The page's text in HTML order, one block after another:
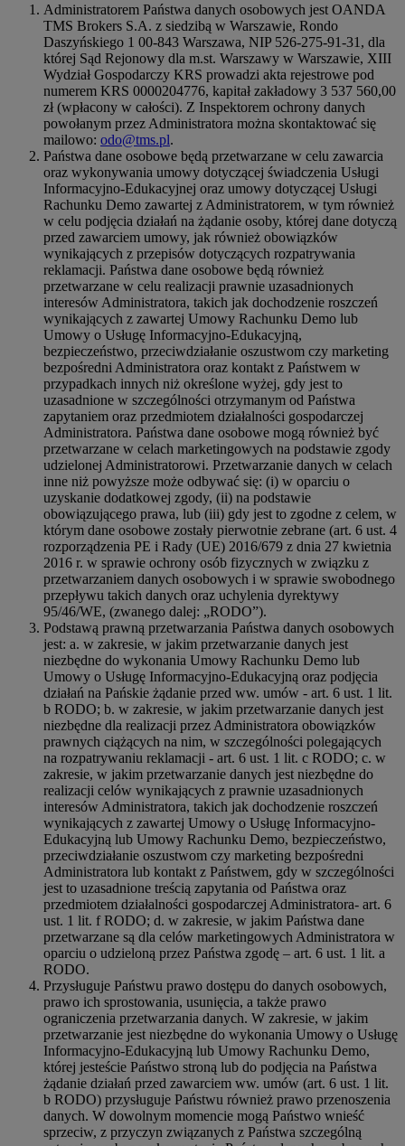
Administratorem Państwa danych osobowych jest OANDA
TMS Brokers S.A. z siedzibą w Warszawie, Rondo
Daszyńskiego 1 00-843 Warszawa, NIP 526-275-91-31, dla
której Sąd Rejonowy dla m.st. Warszawy w Warszawie, XIII
Wydział Gospodarczy KRS prowadzi akta rejestrowe pod
numerem KRS 0000204776, kapitał zakładowy 3 537 560,00
zł (wpłacony w całości). Z Inspektorem ochrony danych
powołanym przez Administratora można skontaktować się
mailowo: odo@tms.pl.
Państwa dane osobowe będą przetwarzane w celu zawarcia
oraz wykonywania umowy dotyczącej świadczenia Usługi
Informacyjno-Edukacyjnej oraz umowy dotyczącej Usługi
Rachunku Demo zawartej z Administratorem, w tym również
w celu podjęcia działań na żądanie osoby, której dane dotyczą
przed zawarciem umowy, jak również obowiązków
wynikających z przepisów dotyczących rozpatrywania
reklamacji. Państwa dane osobowe będą również
przetwarzane w celu realizacji prawnie uzasadnionych
interesów Administratora, takich jak dochodzenie roszczeń
wynikających z zawartej Umowy Rachunku Demo lub
Umowy o Usługę Informacyjno-Edukacyjną,
bezpieczeństwo, przeciwdziałanie oszustwom czy marketing
bezpośredni Administratora oraz kontakt z Państwem w
przypadkach innych niż określone wyżej, gdy jest to
uzasadnione w szczególności otrzymanym od Państwa
zapytaniem oraz przedmiotem działalności gospodarczej
Administratora. Państwa dane osobowe mogą również być
przetwarzane w celach marketingowych na podstawie zgody
udzielonej Administratorowi. Przetwarzanie danych w celach
inne niż powyższe może odbywać się: (i) w oparciu o
uzyskanie dodatkowej zgody, (ii) na podstawie
obowiązującego prawa, lub (iii) gdy jest to zgodne z celem, w
którym dane osobowe zostały pierwotnie zebrane (art. 6 ust. 4
rozporządzenia PE i Rady (UE) 2016/679 z dnia 27 kwietnia
2016 r. w sprawie ochrony osób fizycznych w związku z
przetwarzaniem danych osobowych i w sprawie swobodnego
przepływu takich danych oraz uchylenia dyrektywy
95/46/WE, (zwanego dalej: „RODO”).
Podstawą prawną przetwarzania Państwa danych osobowych
jest: a. w zakresie, w jakim przetwarzanie danych jest
niezbędne do wykonania Umowy Rachunku Demo lub
Umowy o Usługę Informacyjno-Edukacyjną oraz podjęcia
działań na Pańskie żądanie przed ww. umów - art. 6 ust. 1 lit.
b RODO; b. w zakresie, w jakim przetwarzanie danych jest
niezbędne dla realizacji przez Administratora obowiązków
prawnych ciążących na nim, w szczególności polegających
na rozpatrywaniu reklamacji - art. 6 ust. 1 lit. c RODO; c. w
zakresie, w jakim przetwarzanie danych jest niezbędne do
realizacji celów wynikających z prawnie uzasadnionych
interesów Administratora, takich jak dochodzenie roszczeń
wynikających z zawartej Umowy o Usługę Informacyjno-
Edukacyjną lub Umowy Rachunku Demo, bezpieczeństwo,
przeciwdziałanie oszustwom czy marketing bezpośredni
Administratora lub kontakt z Państwem, gdy w szczególności
jest to uzasadnione treścią zapytania od Państwa oraz
przedmiotem działalności gospodarczej Administratora- art. 6
ust. 1 lit. f RODO; d. w zakresie, w jakim Państwa dane
przetwarzane są dla celów marketingowych Administratora w
oparciu o udzieloną przez Państwa zgodę – art. 6 ust. 1 lit. a
RODO.
Przysługuje Państwu prawo dostępu do danych osobowych,
prawo ich sprostowania, usunięcia, a także prawo
ograniczenia przetwarzania danych. W zakresie, w jakim
przetwarzanie jest niezbędne do wykonania Umowy o Usługę
Informacyjno-Edukacyjną lub Umowy Rachunku Demo,
której jesteście Państwo stroną lub do podjęcia na Państwa
żądanie działań przed zawarciem ww. umów (art. 6 ust. 1 lit.
b RODO) przysługuje Państwu również prawo przenoszenia
danych. W dowolnym momencie mogą Państwo wnieść
sprzeciw, z przyczyn związanych z Państwa szczególną